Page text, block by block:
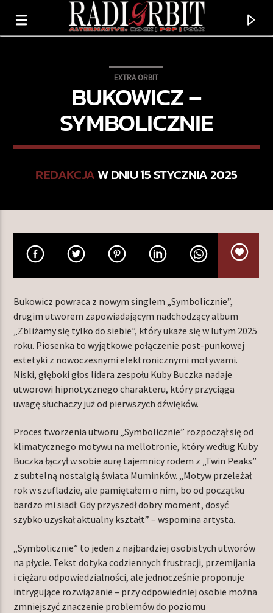
NINA'S SONG
TRAVIS
TERAZ W RAMÓWCE
LIGHT ORBIT WEEKEND
10:00 12:00
NASTĘPNIE W RAMÓWCE
INDIE ORBIT WEEKEND
Radio Orbit
EXTRA ORBIT
BUKOWICZ –
SYMBOLICZNIE
REDAKCJAW DNIU 15 STYCZNIA 2025
Bukowicz powraca z nowym singlem „Symbolicznie”,
drugim utworem zapowiadającym nadchodzący album
„Zbliżamy się tylko do siebie”, który ukaże się w lutym 2025
roku. Piosenka to wyjątkowe połączenie post-punkowej
estetyki z nowoczesnymi elektronicznymi motywami.
Niski, głęboki głos lidera zespołu Kuby Buczka nadaje
utworowi hipnotycznego charakteru, który przyciąga
uwagę słuchaczy już od pierwszych dźwięków.
Proces tworzenia utworu „Symbolicznie” rozpoczął się od
klimatycznego motywu na mellotronie, który według Kuby
Buczka łączył w sobie aurę tajemnicy rodem z „Twin Peaks”
z subtelną nostalgią świata Muminków. „Motyw przeleżał
rok w szufladzie, ale pamiętałem o nim, bo od początku
bardzo mi siadł. Gdy przyszedł dobry moment, dosyć
szybko uzyskał aktualny kształt” – wspomina artysta.
„Symbolicznie” to jeden z najbardziej osobistych utworów
na płycie. Tekst dotyka codziennych frustracji, przemijania
i ciężaru odpowiedzialności, ale jednocześnie proponuje
intrygujące rozwiązanie – przy odpowiedniej osobie można
zmniejszyć znaczenie problemów do poziomu